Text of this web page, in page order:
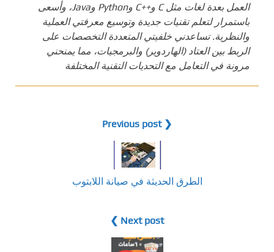
العمل بعدة لغات مثل C و++C وPython وJava، وأسعى
باستمرار لتعلم تقنيات جديدة وتوسيع معرفتي العملية
والنظرية. تساعدني خلفيتي المتعددة التخصصات على
الربط بين العتاد (الهاردوير) والبرمجيات، مما يمنحني
مرونة في التعامل مع التحديات التقنية المختلفة
❮ Previous post
الطرق الحديثة في صيانة اللابتوب
Next post ❯